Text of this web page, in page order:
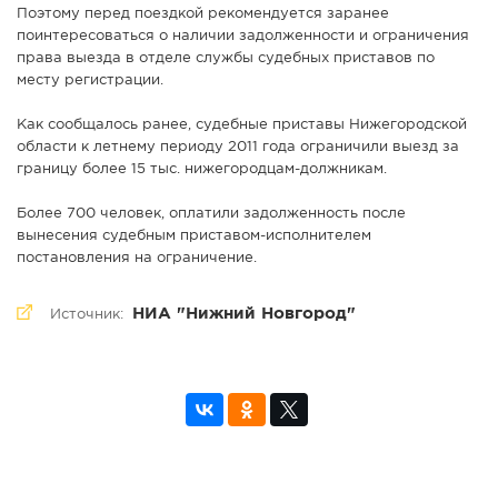
Поэтому перед поездкой рекомендуется заранее
поинтересоваться о наличии задолженности и ограничения
права выезда в отделе службы судебных приставов по
месту регистрации.
Как сообщалось ранее, судебные приставы Нижегородской
области к летнему периоду 2011 года ограничили выезд за
границу более 15 тыс. нижегородцам-должникам.
Более 700 человек, оплатили задолженность после
вынесения судебным приставом-исполнителем
постановления на ограничение.
Источник: НИА "Нижний Новгород"